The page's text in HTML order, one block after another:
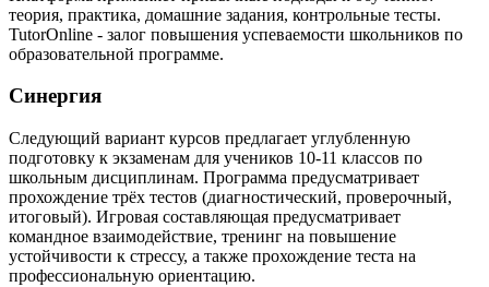
теория, практика, домашние задания, контрольные тесты.
TutorOnline - залог повышения успеваемости школьников по
образовательной программе.
Синергия
Следующий вариант курсов предлагает углубленную
подготовку к экзаменам для учеников 10-11 классов по
школьным дисциплинам. Программа предусматривает
прохождение трёх тестов (диагностический, проверочный,
итоговый). Игровая составляющая предусматривает
командное взаимодействие, тренинг на повышение
устойчивости к стрессу, а также прохождение теста на
профессиональную ориентацию.